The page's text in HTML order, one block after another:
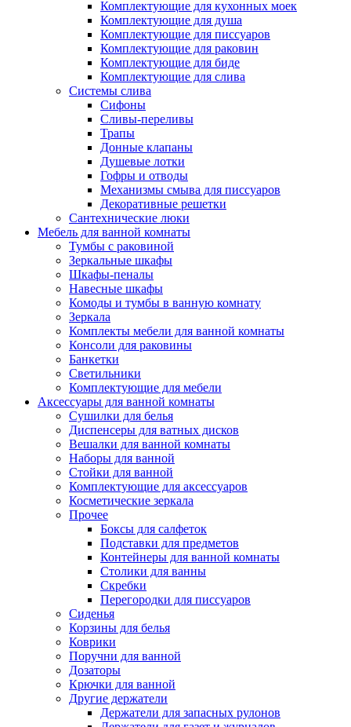
Комплектующие для кухонных моек
Комплектующие для душа
Комплектующие для писсуаров
Комплектующие для раковин
Комплектующие для биде
Комплектующие для слива
Системы слива
Сифоны
Сливы-переливы
Трапы
Донные клапаны
Душевые лотки
Гофры и отводы
Механизмы смыва для писсуаров
Декоративные решетки
Сантехнические люки
Мебель для ванной комнаты
Тумбы с раковиной
Зеркальные шкафы
Шкафы-пеналы
Навесные шкафы
Комоды и тумбы в ванную комнату
Зеркала
Комплекты мебели для ванной комнаты
Консоли для раковины
Банкетки
Светильники
Комплектующие для мебели
Аксессуары для ванной комнаты
Сушилки для белья
Диспенсеры для ватных дисков
Вешалки для ванной комнаты
Наборы для ванной
Стойки для ванной
Комплектующие для аксессуаров
Косметические зеркала
Прочее
Боксы для салфеток
Подставки для предметов
Контейнеры для ванной комнаты
Столики для ванны
Скребки
Перегородки для писсуаров
Сиденья
Корзины для белья
Коврики
Поручни для ванной
Дозаторы
Крючки для ванной
Другие держатели
Держатели для запасных рулонов